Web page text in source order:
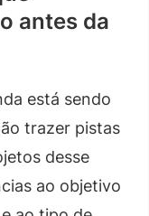
antes da
está sendo
trazer pistas
desse
ao objetivo